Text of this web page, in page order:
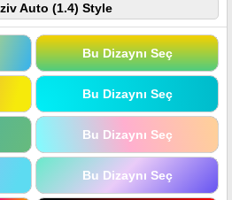
Auto (1.4) Style
Bu Dizaynı Seç
Bu Dizaynı Seç
Bu Dizaynı Seç
Bu Dizaynı Seç